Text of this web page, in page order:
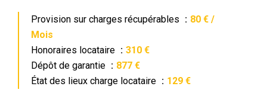
Provision sur charges récupérables
80 € /
Mois
Honoraires locataire
310 €
Dépôt de garantie
877 €
État des lieux charge locataire
129 €